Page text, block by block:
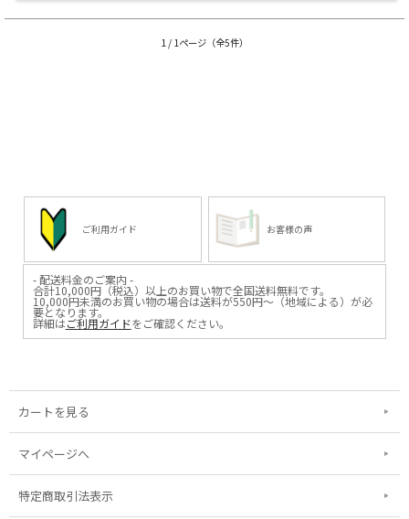
1 / 1ページ（全5件）
ご利用ガイド お客様の声
- 配送料金のご案内 -
合計10,000円（税込）以上のお買い物で全国送料無料です。
10,000円未満のお買い物の場合は送料が550円～（地域による）が必
要となります。
詳細はご利用ガイドをご確認ください。
カートを見る
マイページへ
特定商取引法表示